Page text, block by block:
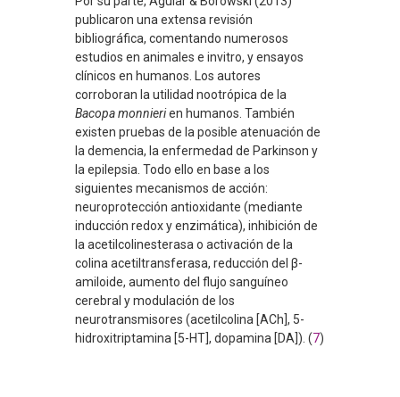
publicaron una extensa revisión
bibliográfica, comentando numerosos
estudios en animales e invitro, y ensayos
clínicos en humanos. Los autores
corroboran la utilidad nootrópica de la
Bacopa monnierien humanos. También
existen pruebas de la posible atenuación de
la demencia, la enfermedad de Parkinson y
la epilepsia. Todo ello en base a los
siguientes mecanismos de acción:
neuroprotección antioxidante (mediante
inducción redox y enzimática), inhibición de
la acetilcolinesterasa o activación de la
colina acetiltransferasa, reducción del β-
amiloide, aumento del flujo sanguíneo
cerebral y modulación de los
neurotransmisores (acetilcolina [ACh], 5-
hidroxitriptamina [5-HT], dopamina [DA]). (7)